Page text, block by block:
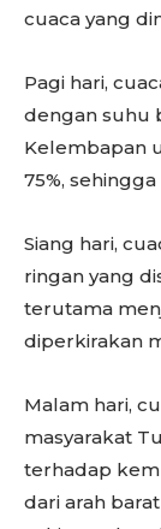
cuaca yang
Pagi hari,
dengan suhu
Kelembapan
75%,
Siang hari,
ringan yang
terutama
diperkirakan
Malam hari,
masyarakat
terhadap
dari arah